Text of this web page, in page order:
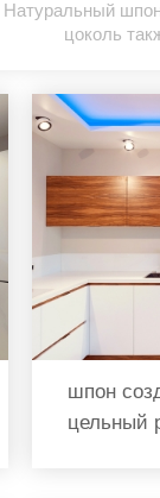
цоколь
шпон
цельный